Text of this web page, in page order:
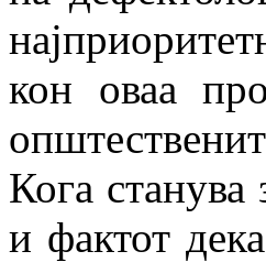
кон оваа
Кога станува
и фактот